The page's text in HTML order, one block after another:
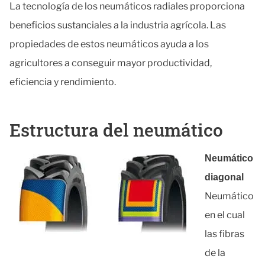
La tecnología de los neumáticos radiales proporciona
beneficios sustanciales a la industria agrícola. Las
propiedades de estos neumáticos ayuda a los
agricultores a conseguir mayor productividad,
eficiencia y rendimiento.
Estructura del neumático
Neumático
diagonal
Neumático
en el cual
las fibras
de la